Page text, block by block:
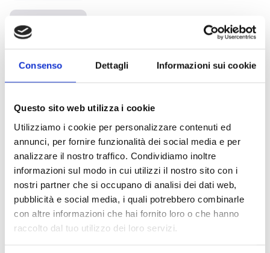
Consenso Dettagli Informazioni sui cookie
Questo sito web utilizza i cookie
Utilizziamo i cookie per personalizzare contenuti ed
annunci, per fornire funzionalità dei social media e per
analizzare il nostro traffico. Condividiamo inoltre
informazioni sul modo in cui utilizzi il nostro sito con i
nostri partner che si occupano di analisi dei dati web,
pubblicità e social media, i quali potrebbero combinarle
con altre informazioni che hai fornito loro o che hanno
raccolto dal tuo utilizzo dei loro servizi.
Stromversorgungsmodule
Interessieren Sie sich für dieses
Produkt?